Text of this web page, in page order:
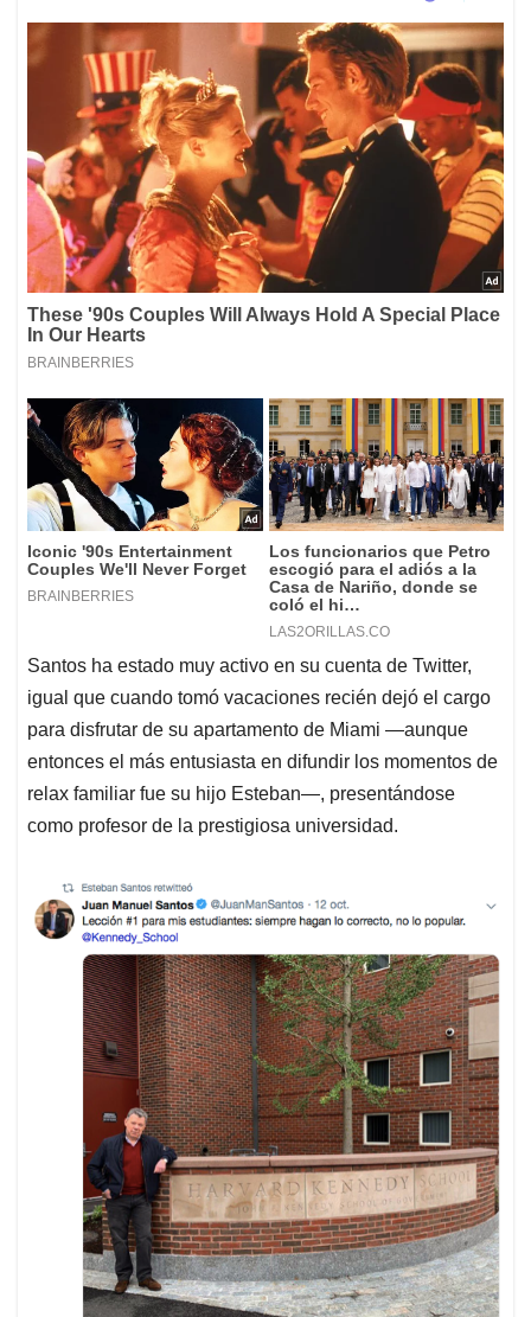
Santos ha estado muy activo en su cuenta de Twitter,
igual que cuando tomó vacaciones recién dejó el cargo
para disfrutar de su apartamento de Miami —aunque
entonces el más entusiasta en difundir los momentos de
relax familiar fue su hijo Esteban—, presentándose
como profesor de la prestigiosa universidad.